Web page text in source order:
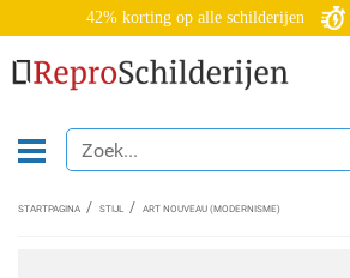
42% korting op alle schilderijen
STARTPAGINA STIJL ART NOUVEAU (MODERNISME)